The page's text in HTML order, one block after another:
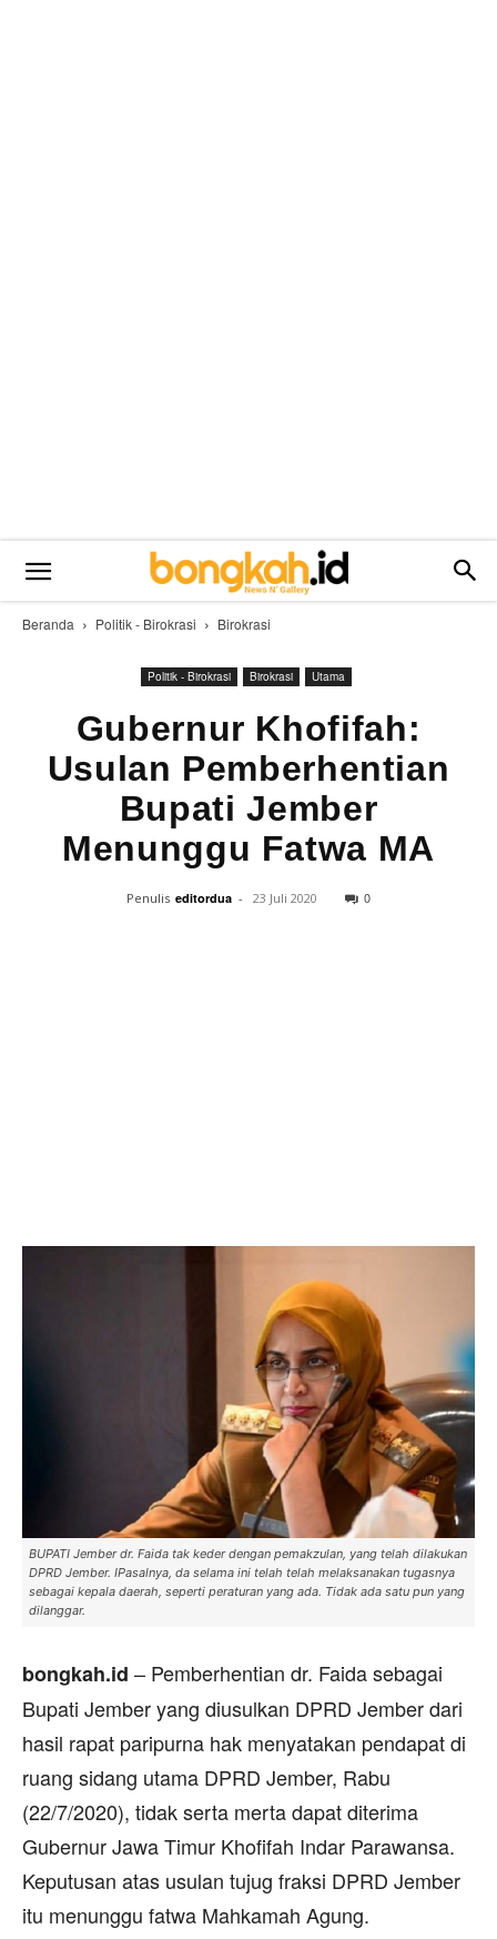
Beranda Politik - Birokrasi Birokrasi
Politik - Birokrasi Birokrasi Utama
Gubernur Khofifah:
Usulan Pemberhentian
Bupati Jember
Menunggu Fatwa MA
Penulis editordua - 23 Juli 2020 0
BUPATI Jember dr. Faida tak keder dengan pemakzulan, yang telah dilakukan
DPRD Jember. IPasalnya, da selama ini telah telah melaksanakan tugasnya
sebagai kepala daerah, seperti peraturan yang ada. Tidak ada satu pun yang
dilanggar.
bongkah.id – Pemberhentian dr. Faida sebagai
Bupati Jember yang diusulkan DPRD Jember dari
hasil rapat paripurna hak menyatakan pendapat di
ruang sidang utama DPRD Jember, Rabu
(22/7/2020), tidak serta merta dapat diterima
Gubernur Jawa Timur Khofifah Indar Parawansa.
Keputusan atas usulan tujug fraksi DPRD Jember
itu menunggu fatwa Mahkamah Agung.